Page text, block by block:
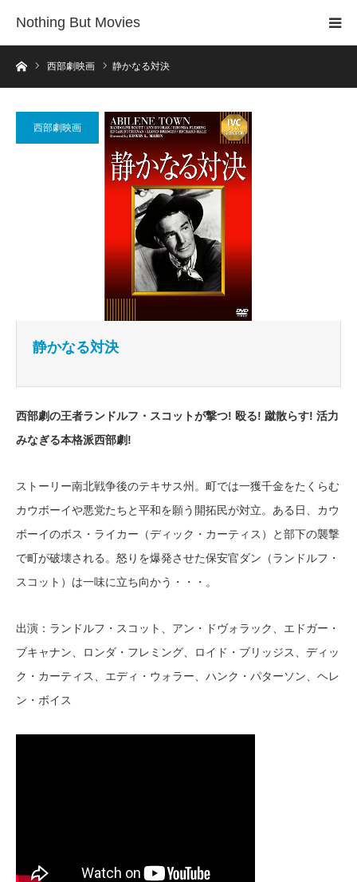
Nothing But Movies
ホーム西部劇映画 静かなる対決
西部劇映画
静かなる対決
西部劇の王者ランドルフ・スコットが撃つ! 殴る! 蹴散らす! 活力
みなぎる本格派西部劇!
ストーリー南北戦争後のテキサス州。町では一獲千金をたくらむ
カウボーイや悪党たちと平和を願う開拓民が対立。ある日、カウ
ボーイのボス・ライカー（ディック・カーティス）と部下の襲撃
で町が破壊される。怒りを爆発させた保安官ダン（ランドルフ・
スコット）は一味に立ち向かう・・・。
出演：ランドルフ・スコット、アン・ドヴォラック、エドガー・
ブキャナン、ロンダ・フレミング、ロイド・ブリッジス、ディッ
ク・カーティス、エディ・ウォラー、ハンク・パターソン、ヘレ
ン・ボイス